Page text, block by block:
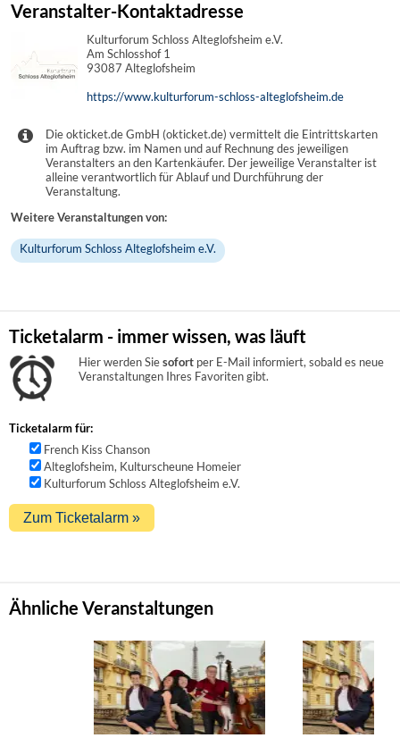
Veranstalter-Kontaktadresse
Kulturforum Schloss Alteglofsheim e.V.
Am Schlosshof 1
93087 Alteglofsheim
https://www.kulturforum-schloss-alteglofsheim.de
Die okticket.de GmbH (okticket.de) vermittelt die Eintrittskarten
im Auftrag bzw. im Namen und auf Rechnung des jeweiligen
Veranstalters an den Kartenkäufer. Der jeweilige Veranstalter ist
alleine verantwortlich für Ablauf und Durchführung der
Veranstaltung.
Weitere Veranstaltungen von:
Kulturforum Schloss Alteglofsheim e.V.
Ticketalarm - immer wissen, was läuft
Hier werden Siesofort per E-Mail informiert, sobald es neue
Veranstaltungen Ihres Favoriten gibt.
Ticketalarm für:
French Kiss Chanson
Alteglofsheim, Kulturscheune Homeier
Kulturforum Schloss Alteglofsheim e.V.
Ähnliche Veranstaltungen